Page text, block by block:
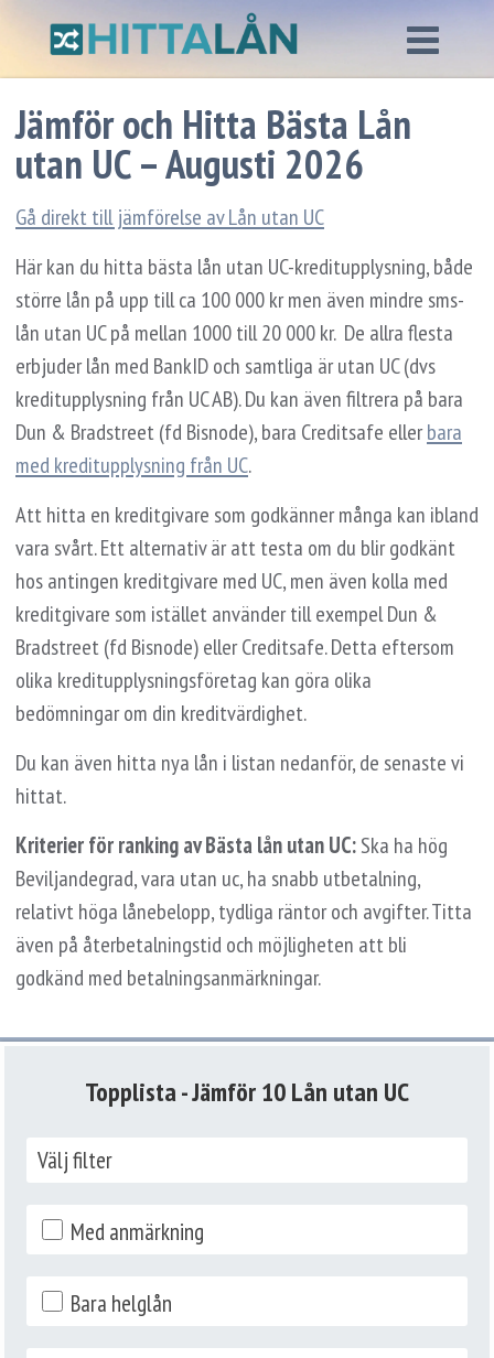
Jämför och Hitta Bästa Lån
utan UC – Augusti 2026
Gå direkt till jämförelse av Lån utan UC
Här kan du hitta bästa lån utan UC-kreditupplysning, både
större lån på upp till ca 100 000 kr men även mindre sms-
lån utan UC på mellan 1000 till 20 000 kr. De allra flesta
erbjuder lån med BankID och samtliga är utan UC (dvs
kreditupplysning från UC AB). Du kan även filtrera på bara
Dun & Bradstreet (fd Bisnode), bara Creditsafe ellerbara
med kreditupplysning från UC.
Att hitta en kreditgivare som godkänner många kan ibland
vara svårt. Ett alternativ är att testa om du blir godkänt
hos antingen kreditgivare med UC, men även kolla med
kreditgivare som istället använder till exempel Dun &
Bradstreet (fd Bisnode) eller Creditsafe. Detta eftersom
olika kreditupplysningsföretag kan göra olika
bedömningar om din kreditvärdighet.
Du kan även hitta nya lån i listan nedanför, de senaste vi
hittat.
Kriterier för ranking av Bästa lån utan UC:Ska ha hög
Beviljandegrad, vara utan uc, ha snabb utbetalning,
relativt höga lånebelopp, tydliga räntor och avgifter. Titta
även på återbetalningstid och möjligheten att bli
godkänd med betalningsanmärkningar.
Topplista - Jämför 10 Lån utan UC
Välj filter
Med anmärkning
Bara helglån